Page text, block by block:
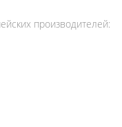
производителей: